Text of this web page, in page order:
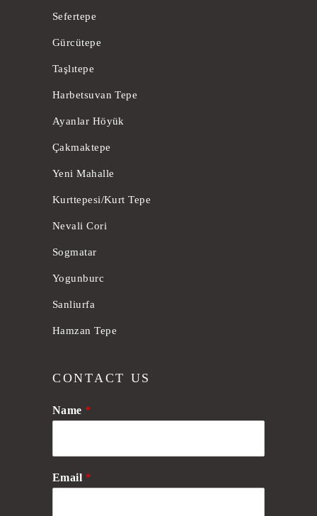
Sefertepe
Gürcütepe
Taşlıtepe
Harbetsuvan Tepe
Ayanlar Höyük
Çakmaktepe
Yeni Mahalle
Kurttepesi/Kurt Tepe
Nevali Cori
Sogmatar
Yogunburc
Sanliurfa
Hamzan Tepe
CONTACT US
Name *
Email *